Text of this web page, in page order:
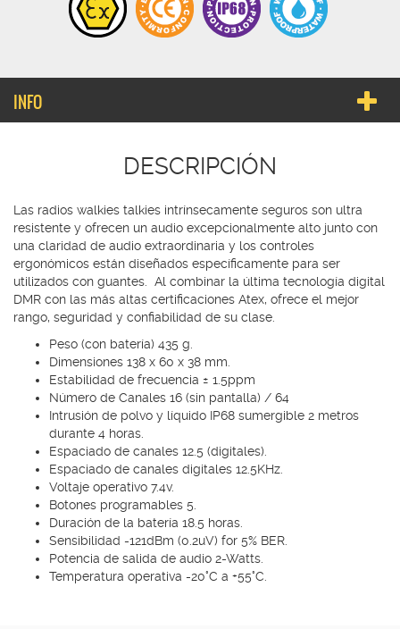
INFO
DESCRIPCIÓN
Las radios walkies talkies intrínsecamente seguros son ultra
resistente y ofrecen un audio excepcionalmente alto junto con
una claridad de audio extraordinaria y los controles
ergonómicos están diseñados específicamente para ser
utilizados con guantes. Al combinar la última tecnología digital
DMR con las más altas certificaciones Atex, ofrece el mejor
rango, seguridad y confiabilidad de su clase.
Peso (con batería) 435 g.
Dimensiones 138 x 60 x 38 mm.
Estabilidad de frecuencia ± 1.5ppm
Número de Canales 16 (sin pantalla) / 64
Intrusión de polvo y líquido IP68 sumergible 2 metros
durante 4 horas.
Espaciado de canales 12.5 (digitales).
Espaciado de canales digitales 12.5KHz.
Voltaje operativo 7.4v.
Botones programables 5.
Duración de la batería 18.5 horas.
Sensibilidad -121dBm (0.2uV) for 5% BER.
Potencia de salida de audio 2-Watts.
Temperatura operativa -20°C a +55°C.